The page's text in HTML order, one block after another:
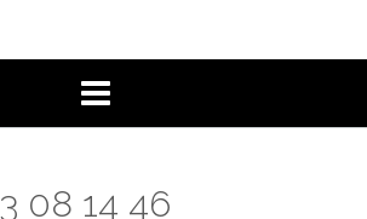
08 14 46